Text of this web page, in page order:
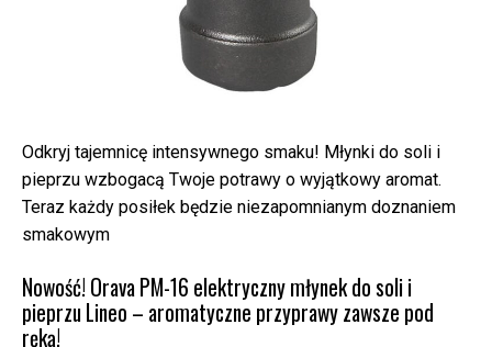
Odkryj tajemnicę intensywnego smaku! Młynki do soli i
pieprzu wzbogacą Twoje potrawy o wyjątkowy aromat.
Teraz każdy posiłek będzie niezapomnianym doznaniem
smakowym
Nowość! Orava PM-16 elektryczny młynek do soli i
pieprzu Lineo – aromatyczne przyprawy zawsze pod
ręką!